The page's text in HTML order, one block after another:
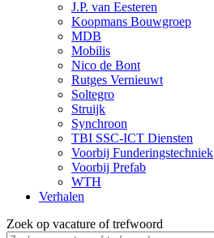
J.P. van Eesteren
Koopmans Bouwgroep
MDB
Mobilis
Nico de Bont
Rutges Vernieuwt
Soltegro
Struijk
Synchroon
TBI SSC-ICT Diensten
Voorbij Funderingstechniek
Voorbij Prefab
WTH
Verhalen
Zoek op vacature of trefwoord